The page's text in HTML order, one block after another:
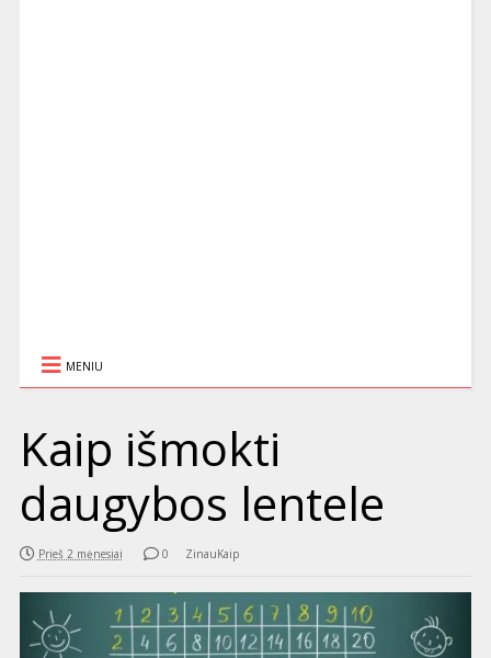
MENIU
Kaip išmokti
daugybos lentele
Prieš 2 mėnesiai 0 ZinauKaip